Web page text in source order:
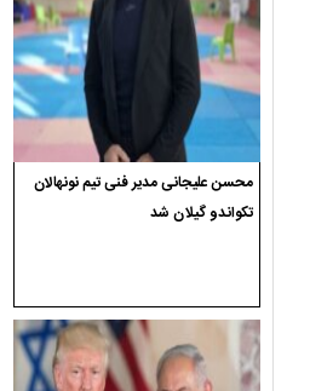
محسن علیجانی مدیر فنی تیم نونهالان
تکواندو گیلان شد